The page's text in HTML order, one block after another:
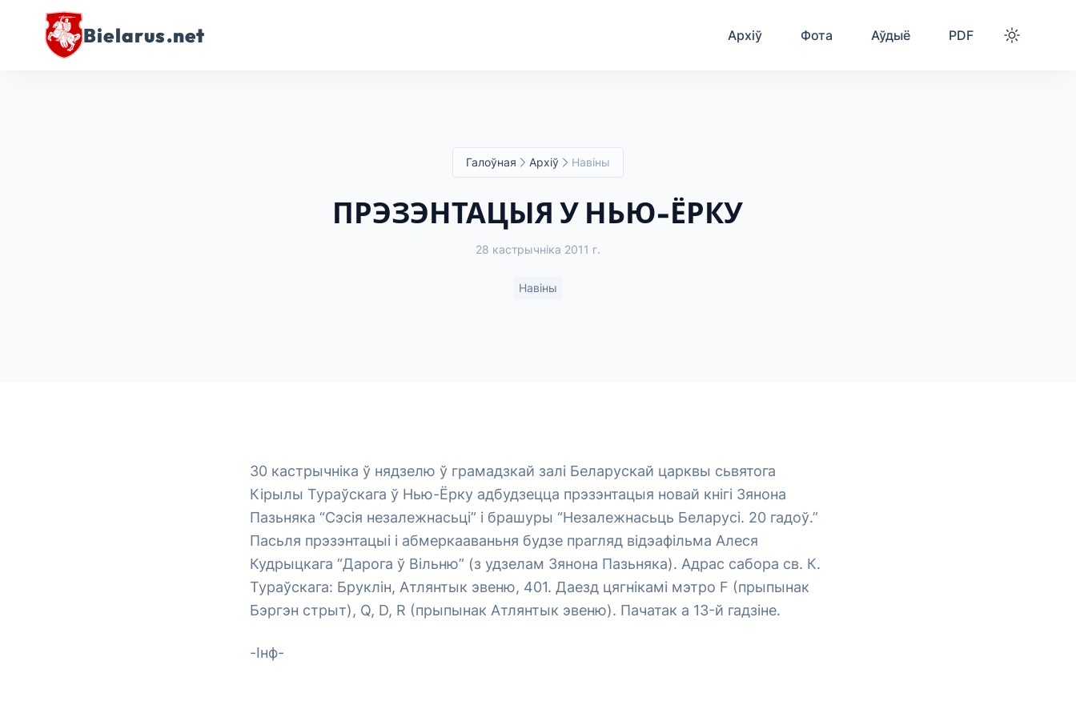
Bielarus.net Архіў Фота Аўдыё PDF
Галоўная Архіў Навіны
ПРЭЗЭНТАЦЫЯ У НЬЮ-ЁРКУ
28 кастрычніка 2011 г.
Навіны
30 кастрычніка ў нядзелю ў грамадзкай залі Беларускай царквы сьвятога
Кірылы Тураўскага ў Нью-Ёрку адбудзецца прэзэнтацыя новай кнігі Зянона
Пазьняка “Сэсія незалежнасьці” і брашуры “Незалежнасьць Беларусі. 20 гадоў.”
Пасьля прэзэнтацыі і абмеркааваньня будзе прагляд відэафільма Алеся
Кудрыцкага “Дарога ў Вільню” (з удзелам Зянона Пазьняка). Адрас сабора св. К.
Тураўскага: Бруклін, Атлянтык эвеню, 401. Даезд цягнікамі мэтро F (прыпынак
Бэргэн стрыт), Q, D, R (прыпынак Атлянтык эвеню). Пачатак а 13-й гадзіне.
-Інф-